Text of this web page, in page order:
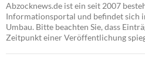
Abzocknews.de ist ein seit 2007
Informationsportal und befindet sich
Umbau. Bitte beachten Sie, dass
Zeitpunkt einer Veröffentlichung